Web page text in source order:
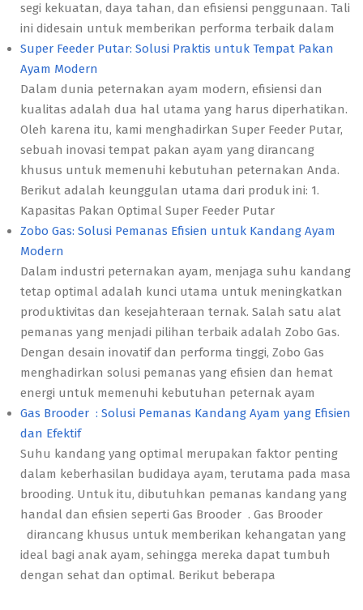
segi kekuatan, daya tahan, dan efisiensi penggunaan. Tali
ini didesain untuk memberikan performa terbaik dalam
Super Feeder Putar: Solusi Praktis untuk Tempat Pakan
Ayam Modern
Dalam dunia peternakan ayam modern, efisiensi dan
kualitas adalah dua hal utama yang harus diperhatikan.
Oleh karena itu, kami menghadirkan Super Feeder Putar,
sebuah inovasi tempat pakan ayam yang dirancang
khusus untuk memenuhi kebutuhan peternakan Anda.
Berikut adalah keunggulan utama dari produk ini: 1.
Kapasitas Pakan Optimal Super Feeder Putar
Zobo Gas: Solusi Pemanas Efisien untuk Kandang Ayam
Modern
Dalam industri peternakan ayam, menjaga suhu kandang
tetap optimal adalah kunci utama untuk meningkatkan
produktivitas dan kesejahteraan ternak. Salah satu alat
pemanas yang menjadi pilihan terbaik adalah Zobo Gas.
Dengan desain inovatif dan performa tinggi, Zobo Gas
menghadirkan solusi pemanas yang efisien dan hemat
energi untuk memenuhi kebutuhan peternak ayam
Gas Brooder : Solusi Pemanas Kandang Ayam yang Efisien
dan Efektif
Suhu kandang yang optimal merupakan faktor penting
dalam keberhasilan budidaya ayam, terutama pada masa
brooding. Untuk itu, dibutuhkan pemanas kandang yang
handal dan efisien seperti Gas Brooder . Gas Brooder
dirancang khusus untuk memberikan kehangatan yang
ideal bagi anak ayam, sehingga mereka dapat tumbuh
dengan sehat dan optimal. Berikut beberapa